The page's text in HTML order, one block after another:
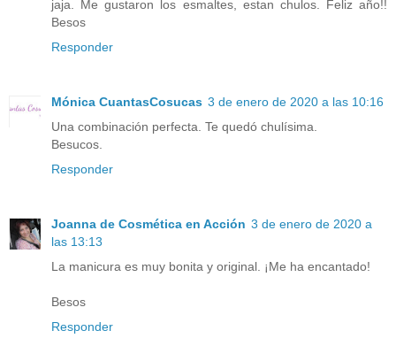
jaja. Me gustaron los esmaltes, estan chulos. Feliz año!!
Besos
Responder
Mónica CuantasCosucas 3 de enero de 2020 a las 10:16
Una combinación perfecta. Te quedó chulísima.
Besucos.
Responder
Joanna de Cosmética en Acción 3 de enero de 2020 a
las 13:13
La manicura es muy bonita y original. ¡Me ha encantado!
Besos
Responder